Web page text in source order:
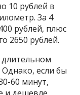
10 рублей в
За 4
рублей, плюс
2650 рублей.
если бы
60 минут,